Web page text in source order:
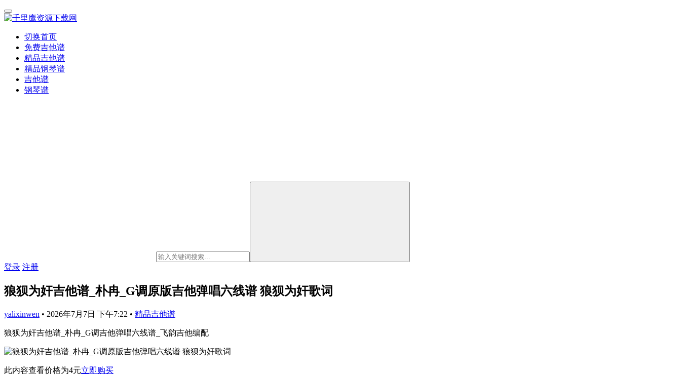
切换首页
免费吉他谱
精品吉他谱
精品钢琴谱
吉他谱
钢琴谱
登录 注册
狼狈为奸吉他谱_朴冉_G调原版吉他弹唱六线谱 狼狈为奸歌词
yalixinwen • 2026年7月7日 下午7:22 • 精品吉他谱
狼狈为奸吉他谱_朴冉_G调吉他弹唱六线谱_飞韵吉他编配
此内容查看价格为4元立即购买